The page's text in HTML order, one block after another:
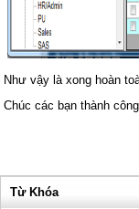
Như vậy là xong hoàn
Chúc các bạn thành công
Từ Khóa